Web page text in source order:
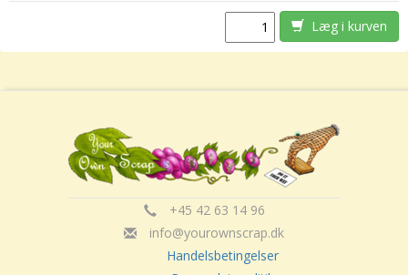
Læg i kurven
+45 42 63 14 96
info@yourownscrap.dk
Handelsbetingelser